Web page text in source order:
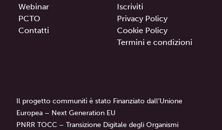
Webinar
PCTO
Contatti
Iscriviti
Privacy Policy
Cookie Policy
Termini e condizioni
Il progetto communitì è stato Finanziato dall’Unione
Europea – Next Generation EU
PNRR TOCC – Transizione Digitale degli Organismi